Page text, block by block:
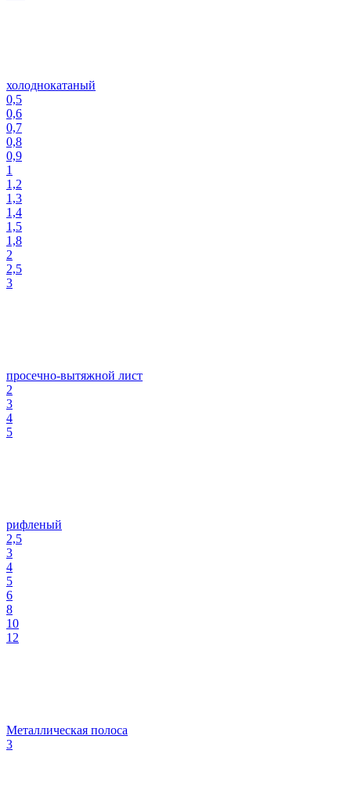
холоднокатаный
0,5
0,6
0,7
0,8
0,9
1
1,2
1,3
1,4
1,5
1,8
2
2,5
3
просечно-вытяжной лист
2
3
4
5
рифленый
2,5
3
4
5
6
8
10
12
Металлическая полоса
3